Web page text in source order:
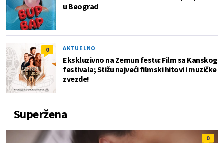
u Beograd
0 AKTUELNO
Ekskluzivno na Zemun festu: Film sa Kanskog
festivala; Stižu najveći filmski hitovi i muzičke
zvezde!
Superžena
0